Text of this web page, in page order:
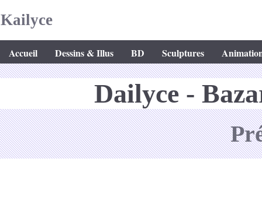
Kailyce
Accueil Dessins & Illus BD Sculptures
Dailyce -